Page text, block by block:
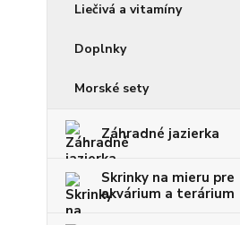
Liečivá a vitamíny
Doplnky
Morské sety
Záhradné jazierka
Skrinky na mieru pre
akvárium a terárium